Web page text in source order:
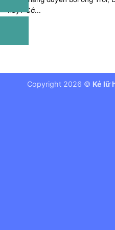
hay? Cớ...
Copyright 2026 © Kẻ lữ